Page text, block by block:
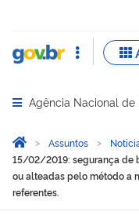
Abrir menu principal
Agência Nacional de
Você está aqui:
Página Inicial
Assuntos
15/02/2019: segurança de
ou alteadas pelo método a
referentes.